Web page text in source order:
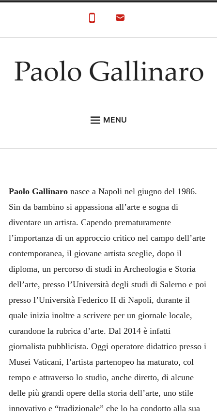
Paolo Gallinaro
MENU
Paolo Gallinaronasce a Napoli nel giugno del 1986.
Sin da bambino si appassiona all’arte e sogna di
diventare un artista. Capendo prematuramente
l’importanza di un approccio critico nel campo dell’arte
contemporanea, il giovane artista sceglie, dopo il
diploma, un percorso di studi in Archeologia e Storia
dell’arte, presso l’Università degli studi di Salerno e poi
presso l’Università Federico II di Napoli, durante il
quale inizia inoltre a scrivere per un giornale locale,
curandone la rubrica d’arte. Dal 2014 è infatti
giornalista pubblicista. Oggi operatore didattico presso i
Musei Vaticani, l’artista partenopeo ha maturato, col
tempo e attraverso lo studio, anche diretto, di alcune
delle più grandi opere della storia dell’arte, uno stile
innovativo e “tradizionale” che lo ha condotto alla sua